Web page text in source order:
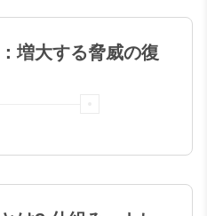
増大する脅威の復